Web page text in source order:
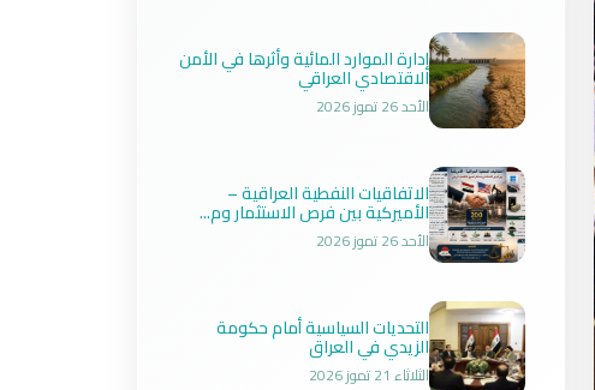
إدارة الموارد المائية وأثرها في الأمن
الاقتصادي العراقي
الأحد 26 تموز 2026
الاتفاقيات النفطية العراقية –
الأميركية بين فرص الاستثمار وم...
الأحد 26 تموز 2026
التحديات السياسية أمام حكومة
الزيدي في العراق
الثلاثاء 21 تموز 2026